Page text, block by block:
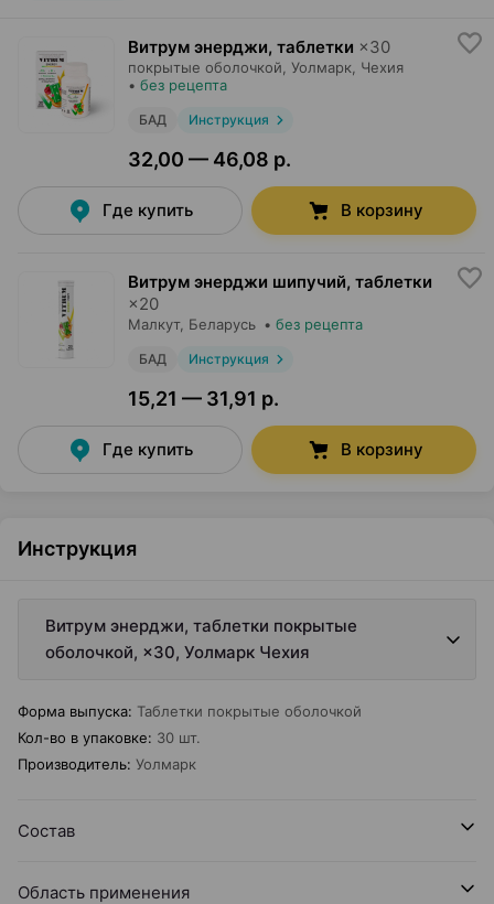
Витрум энерджи, таблетки ×30
покрытые оболочкой, Уолмарк , Чехия
• без рецепта
БАД Инструкция
32,00 — 46,08 р.
Где купить В корзину
Витрум энерджи шипучий, таблетки
×20
Малкут, Беларусь • без рецепта
БАД Инструкция
15,21 — 31,91 р.
Где купить В корзину
Инструкция
Витрум энерджи, таблетки покрытые
оболочкой, ×30, Уолмарк Чехия
Форма выпуска: Таблетки покрытые оболочкой
Кол-во в упаковке: 30 шт.
Производитель: Уолмарк
Состав
Область применения